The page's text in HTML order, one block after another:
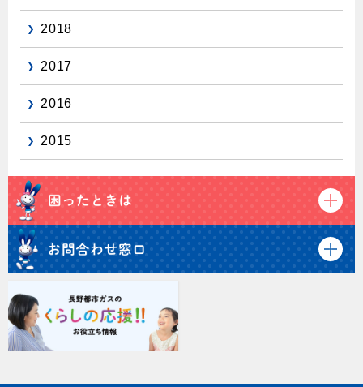
お引越しのときには
ガス使用開始のご案内
インターネット受付
2018
2017
2016
2015